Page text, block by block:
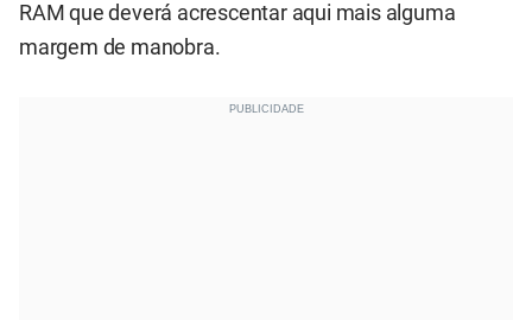
RAM que deverá acrescentar aqui mais alguma
margem de manobra.